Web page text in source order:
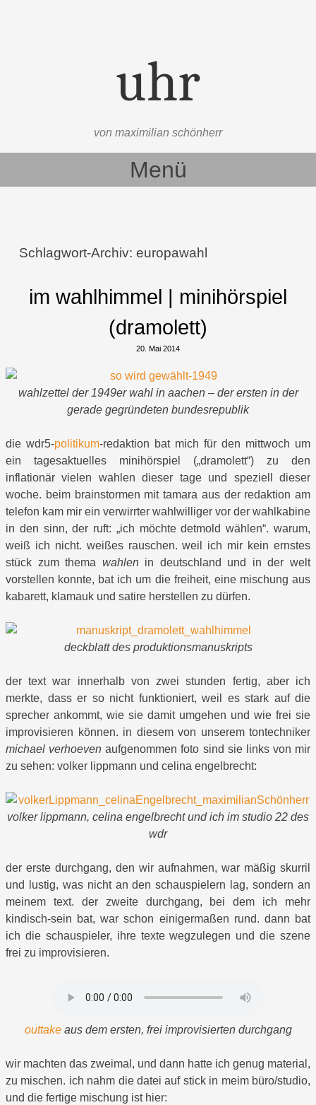
uhr
von maximilian schönherr
Menü
Schlagwort-Archiv:europawahl
im wahlhimmel | minihörspiel
(dramolett)
20. Mai 2014
wahlzettel der 1949er wahl in aachen – der ersten in der
gerade gegründeten bundesrepublik
die wdr5-politikum-redaktion bat mich für den mittwoch um
ein tagesaktuelles minihörspiel („dramolett“) zu den
inflationär vielen wahlen dieser tage und speziell dieser
woche. beim brainstormen mit tamara aus der redaktion am
telefon kam mir ein verwirrter wahlwilliger vor der wahlkabine
in den sinn, der ruft: „ich möchte detmold wählen“. warum,
weiß ich nicht. weißes rauschen. weil ich mir kein ernstes
stück zum thema wahlenin deutschland und in der welt
vorstellen konnte, bat ich um die freiheit, eine mischung aus
kabarett, klamauk und satire herstellen zu dürfen.
deckblatt des produktionsmanuskripts
der text war innerhalb von zwei stunden fertig, aber ich
merkte, dass er so nicht funktioniert, weil es stark auf die
sprecher ankommt, wie sie damit umgehen und wie frei sie
improvisieren können. in diesem von unserem tontechniker
michael verhoeven aufgenommen foto sind sie links von mir
zu sehen: volker lippmann und celina engelbrecht:
volker lippmann, celina engelbrecht und ich im studio 22 des
wdr
der erste durchgang, den wir aufnahmen, war mäßig skurril
und lustig, was nicht an den schauspielern lag, sondern an
meinem text. der zweite durchgang, bei dem ich mehr
kindisch-sein bat, war schon einigermaßen rund. dann bat
ich die schauspieler, ihre texte wegzulegen und die szene
frei zu improvisieren.
outtakeaus dem ersten, frei improvisierten durchgang
wir machten das zweimal, und dann hatte ich genug material,
zu mischen. ich nahm die datei auf stick in meim büro/studio,
und die fertige mischung ist hier: